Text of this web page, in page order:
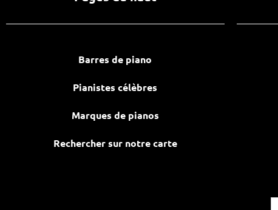
Barres de piano
Pianistes célèbres
Marques de pianos
Rechercher sur notre carte